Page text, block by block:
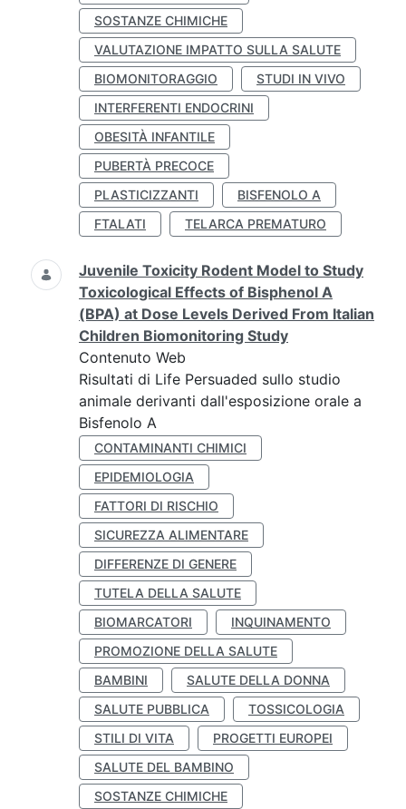
SOSTANZE CHIMICHE
VALUTAZIONE IMPATTO SULLA SALUTE
BIOMONITORAGGIO
STUDI IN VIVO
INTERFERENTI ENDOCRINI
OBESITÀ INFANTILE
PUBERTÀ PRECOCE
PLASTICIZZANTI
BISFENOLO A
FTALATI
TELARCA PREMATURO
Juvenile Toxicity Rodent Model to Study
Toxicological Effects of Bisphenol A
(BPA) at Dose Levels Derived From Italian
Children Biomonitoring Study
Contenuto Web
Risultati di Life Persuaded sullo studio
animale derivanti dall'esposizione orale a
Bisfenolo A
CONTAMINANTI CHIMICI
EPIDEMIOLOGIA
FATTORI DI RISCHIO
SICUREZZA ALIMENTARE
DIFFERENZE DI GENERE
TUTELA DELLA SALUTE
BIOMARCATORI
INQUINAMENTO
PROMOZIONE DELLA SALUTE
BAMBINI
SALUTE DELLA DONNA
SALUTE PUBBLICA
TOSSICOLOGIA
STILI DI VITA
PROGETTI EUROPEI
SALUTE DEL BAMBINO
SOSTANZE CHIMICHE